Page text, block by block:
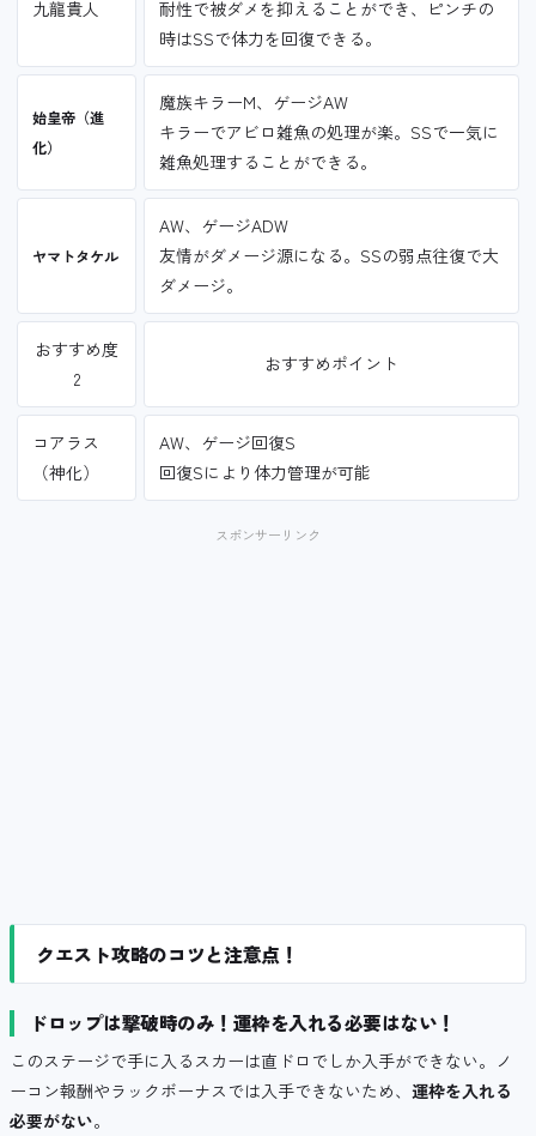
九龍貴人
耐性で被ダメを抑えることができ、ピンチの
時はSSで体力を回復できる。
始皇帝（進
化）
魔族キラーM、ゲージAW
キラーでアビロ雑魚の処理が楽。SSで一気に
雑魚処理することができる。
ヤマトタケル
AW、ゲージADW
友情がダメージ源になる。SSの弱点往復で大
ダメージ。
おすすめ度
2
おすすめポイント
コアラス
（神化）
AW、ゲージ回復S
回復Sにより体力管理が可能
スポンサーリンク
クエスト攻略のコツと注意点！
ドロップは撃破時のみ！運枠を入れる必要はない！
このステージで手に入るスカーは直ドロでしか入手ができない。ノ
ーコン報酬やラックボーナスでは入手できないため、 運枠を入れる
必要がない。